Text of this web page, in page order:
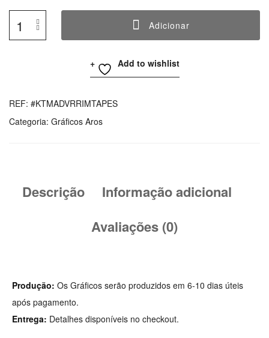
Quantidade
KTM
Adventure
Adicionar
Add to wishlist
REF: #KTMADVRRIMTAPES
Categoria: Gráficos Aros
Descrição
Informação adicional
Avaliações (0)
Produção: Os Gráficos serão produzidos em 6-10 dias úteis
após pagamento.
Entrega: Detalhes disponíveis no checkout.